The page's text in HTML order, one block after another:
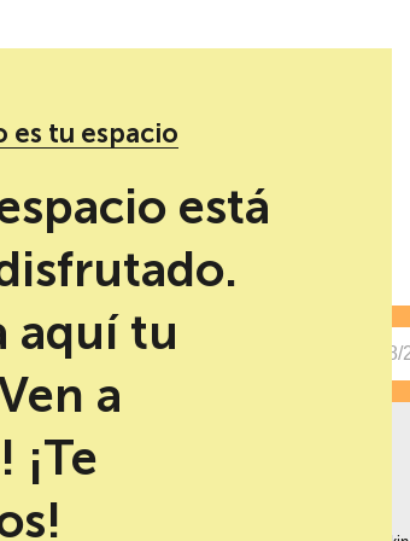
FECHAS
es tu espacio
está
aquí tu
a
¡Te